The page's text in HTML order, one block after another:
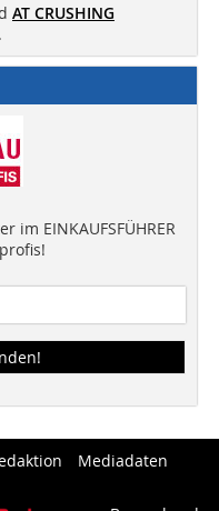
AT CRUSHING
im EINKAUFSFÜHRER
Mediadaten